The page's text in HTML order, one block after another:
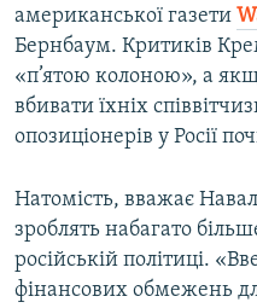
американської газети
Бернбаум. Критиків
«п’ятою колоною», а
вбивати їхніх
опозиціонерів у Росії
Натомість, вважає
зроблять набагато
російській політиці.
фінансових обмежень